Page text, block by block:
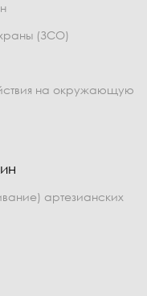
(ЗСО)
на окружающую
артезианских